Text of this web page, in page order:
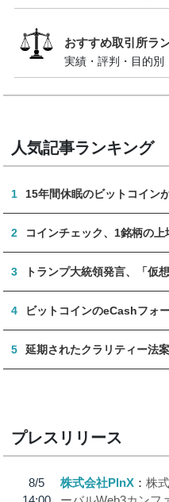
おすすめ取引所ラ
実績・評判・目的別
人気記事ランキング
1 15年間休眠のビットコイン
2 コインチェック、1銘柄の上
3 トランプ大統領発言、「仮
4 ビットコインのeCashフォ
5 延期されたクラリティー法
プレスリリース
8/5
株式会社PlnX
株